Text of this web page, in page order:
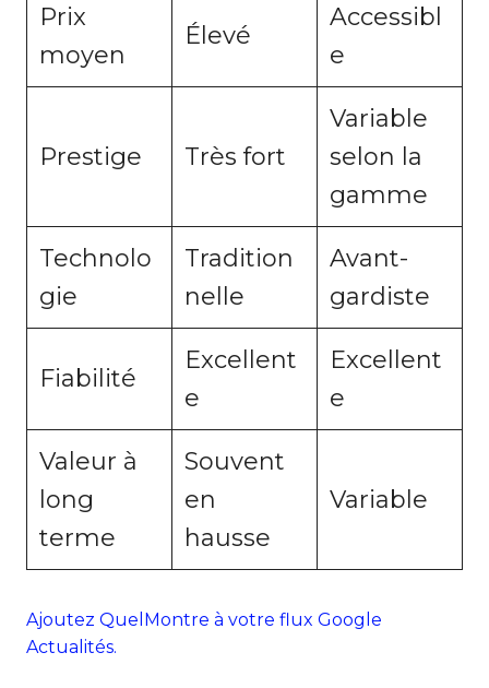
Prix
moyen
Élevé
Accessibl
e
Prestige Très fort
Variable
selon la
gamme
Technolo
gie
Tradition
nelle
Avant-
gardiste
Fiabilité
Excellent
e
Excellent
e
Valeur à
long
terme
Souvent
en
hausse
Variable
Ajoutez QuelMontre à votre flux Google
Actualités.